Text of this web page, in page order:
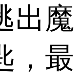
出魔
，最